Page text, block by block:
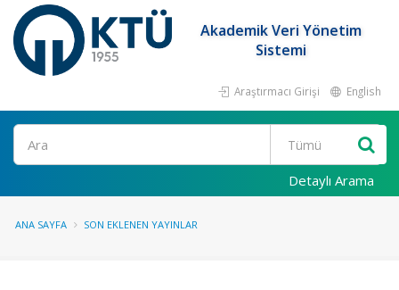
Akademik Veri Yönetim
Sistemi
Araştırmacı Girişi English
Ara
Detaylı Arama
ANA SAYFA SON EKLENEN YAYINLAR